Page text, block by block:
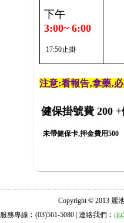
下午
3:00~ 6:00
17:50止掛
注意:看報告‚拿藥‚
健保掛號費 200 +
未帶健保卡,押金費用500
Copyright © 2013 麗
服務專線︰(03)561-5080 | 連絡我們︰